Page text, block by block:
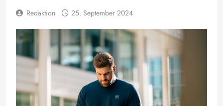
Redaktion 25. September 2024